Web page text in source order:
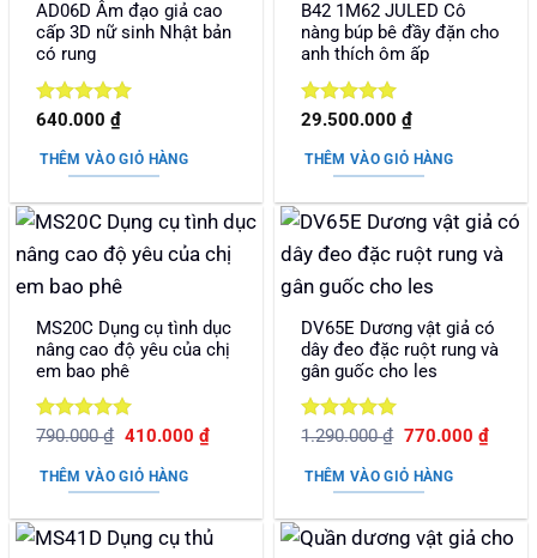
AD06D Âm đạo giả cao
cấp 3D nữ sinh Nhật bản
có rung
Được xếp
sao
640.000₫
THÊM VÀO GIỎ HÀNG
B42 1M62 JULED Cô
nàng búp bê đầy đặn cho
anh thích ôm ấp
Được xếp
sao
29.500.000₫
THÊM VÀO GIỎ HÀNG
MS20C Dụng cụ tình dục
nâng cao độ yêu của chị
em bao phê
Được xếp
sao
790.000₫ Giá
là:
790.000 ₫.
410.000 ₫Giá
hiện
THÊM VÀO GIỎ HÀNG
DV65E Dương vật giả có
dây đeo đặc ruột rung và
gân guốc cho les
Được xếp
sao
1.290.000₫ Giá
là:
1.290.000 ₫.
770.000 ₫Giá
hiện
THÊM VÀO GIỎ HÀNG